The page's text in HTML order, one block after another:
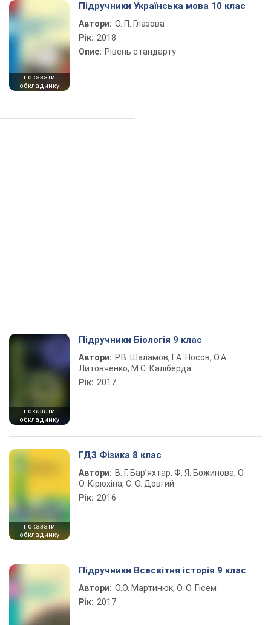
показати
обкладинку
Підручники Українська мова 10 клас
Автори: О. П. Глазова
Рік: 2018
Опис: Рівень стандарту
показати
обкладинку
Підручники Біологія 9 клас
Автори: Р.В. Шаламов, Г.А. Носов, О.А.
Литовченко, М.С. Каліберда
Рік: 2017
показати
обкладинку
ГДЗ Фізика 8 клас
Автори: В. Г. Бар’яхтар, Ф. Я. Божинова, О.
О. Кірюхіна, С. О. Довгий
Рік: 2016
Підручники Всесвітня історія 9 клас
Автори: О.О. Мартинюк, О. О. Гісем
Рік: 2017